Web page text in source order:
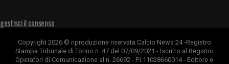
gestisci il consenso
Copyright 2026 © riproduzione riservata Calcio News 24 -Registro
Stampa Tribunale di Torino n. 47 del 07/09/2021 - Iscritto al Registro
Operatori di Comunicazione al n. 26692 - P.I.11028660014 - Editore e